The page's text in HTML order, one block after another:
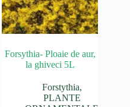
Forsythia- Ploaie de aur,
la ghiveci 5L
Forstythia,
PLANTE